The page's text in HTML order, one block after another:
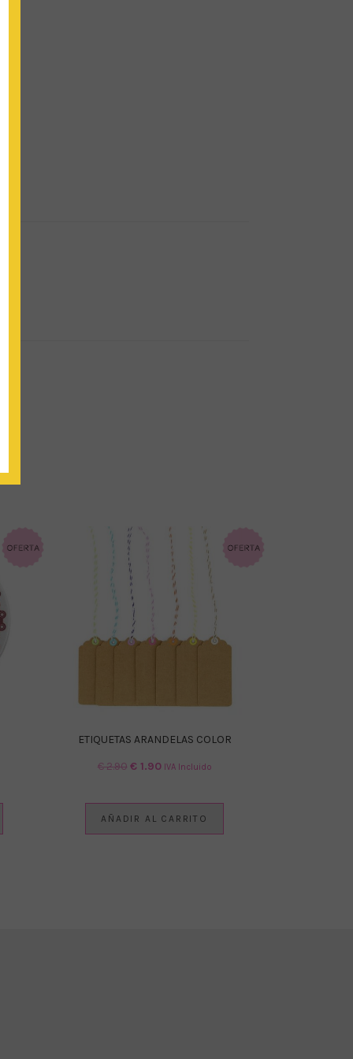
ETIQUETAS ARANDELAS COLOR
€2.90 El
original
era:
€ 2.90.
€1.90El
actual
es:
€ 1.90.
IVA Incluido
AÑADIR AL CARRITO